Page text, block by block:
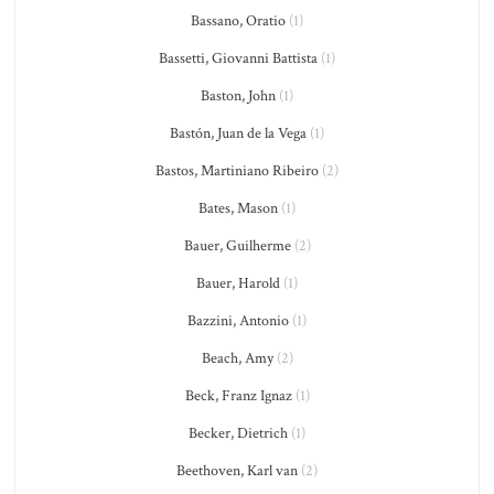
Bassano, Oratio (1)
Bassetti, Giovanni Battista (1)
Baston, John (1)
Bastón, Juan de la Vega (1)
Bastos, Martiniano Ribeiro (2)
Bates, Mason (1)
Bauer, Guilherme(2)
Bauer, Harold (1)
Bazzini, Antonio (1)
Beach, Amy(2)
Beck, Franz Ignaz(1)
Becker, Dietrich (1)
Beethoven, Karl van (2)